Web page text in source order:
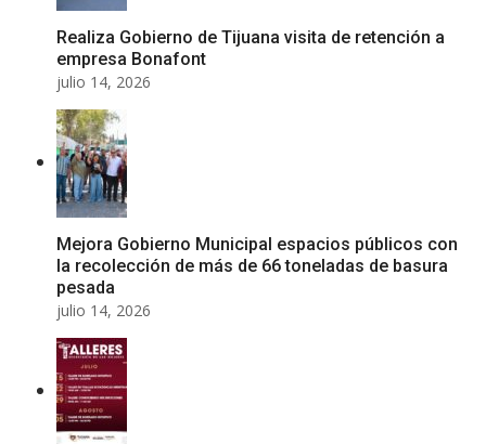
Realiza Gobierno de Tijuana visita de retención a
empresa Bonafont
julio 14, 2026
Mejora Gobierno Municipal espacios públicos con
la recolección de más de 66 toneladas de basura
pesada
julio 14, 2026